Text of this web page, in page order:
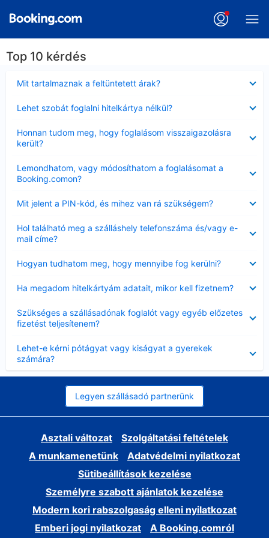
Top 10 kérdés
Mit tartalmaznak a feltüntetett árak?
Lehet szobát foglalni hitelkártya nélkül?
Honnan tudom meg, hogy foglalásom visszaigazolásra
került?
Lemondhatom, vagy módosíthatom a foglalásomat a
Booking.comon?
Mit jelent a PIN-kód, és mihez van rá szükségem?
Hol található meg a szálláshely telefonszáma és/vagy e-
mail címe?
Hogyan tudhatom meg, hogy mennyibe fog kerülni?
Ha megadom hitelkártyám adatait, mikor kell fizetnem?
Szükséges a szállásadónak foglalót vagy egyéb előzetes
fizetést teljesítenem?
Lehet-e kérni pótágyat vagy kiságyat a gyerekek
számára?
Legyen szállásadó partnerünk
Asztali változat
Szolgáltatási feltételek
A munkamenetünk
Adatvédelmi nyilatkozat
Sütibeállítások kezelése
Személyre szabott ajánlatok kezelése
Modern kori rabszolgaság elleni nyilatkozat
Emberi jogi nyilatkozat
A Booking.comról